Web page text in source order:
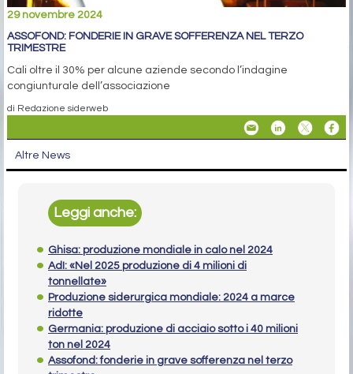
29 novembre 2024
ASSOFOND: FONDERIE IN GRAVE SOFFERENZA NEL TERZO
TRIMESTRE
Cali oltre il 30% per alcune aziende secondo l’indagine
congiunturale dell’associazione
di Redazione siderweb
Altre News
Leggi anche:
Ghisa: produzione mondiale in calo nel 2024
AdI: «Nel 2025 produzione di 4 milioni di
tonnellate»
Produzione siderurgica mondiale: 2024 a marce
ridotte
Germania: produzione di acciaio sotto i 40 milioni
ton nel 2024
Assofond: fonderie in grave sofferenza nel terzo